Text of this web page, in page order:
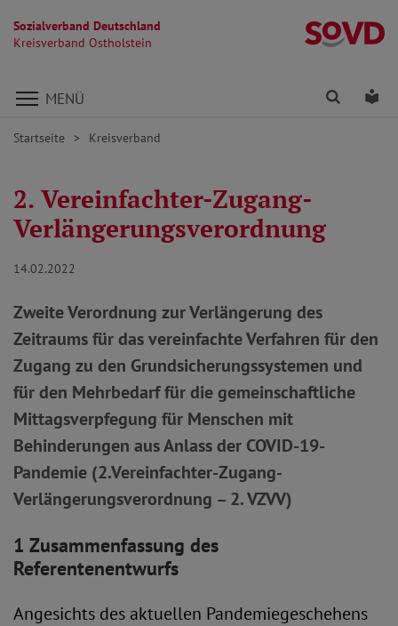
Sozialverband Deutschland
Kreisverband Ostholstein
Direkt zu den Inhalten springen
MENÜ Finden
Startseite Kreisverband
2. Vereinfachter-Zugang-
Verlängerungsverordnung
14.02.2022
Zweite Verordnung zur Verlängerung des
Zeitraums für das vereinfachte Verfahren für den
Zugang zu den Grundsicherungssystemen und
für den Mehrbedarf für die gemeinschaftliche
Mittagsverpfegung für Menschen mit
Behinderungen aus Anlass der COVID-19-
Pandemie (2.Vereinfachter-Zugang-
Verlängerungsverordnung – 2. VZVV)
1 Zusammenfassung des
Referentenentwurfs
Angesichts des aktuellen Pandemiegeschehens